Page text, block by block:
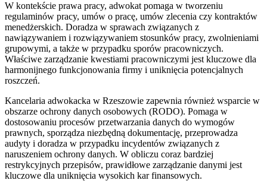
W kontekście prawa pracy, adwokat pomaga w tworzeniu
regulaminów pracy, umów o pracę, umów zlecenia czy kontraktów
menedżerskich. Doradza w sprawach związanych z
nawiązywaniem i rozwiązywaniem stosunków pracy, zwolnieniami
grupowymi, a także w przypadku sporów pracowniczych.
Właściwe zarządzanie kwestiami pracowniczymi jest kluczowe dla
harmonijnego funkcjonowania firmy i uniknięcia potencjalnych
roszczeń.
Kancelaria adwokacka w Rzeszowie zapewnia również wsparcie w
obszarze ochrony danych osobowych (RODO). Pomaga w
dostosowaniu procesów przetwarzania danych do wymogów
prawnych, sporządza niezbędną dokumentację, przeprowadza
audyty i doradza w przypadku incydentów związanych z
naruszeniem ochrony danych. W obliczu coraz bardziej
restrykcyjnych przepisów, prawidłowe zarządzanie danymi jest
kluczowe dla uniknięcia wysokich kar finansowych.